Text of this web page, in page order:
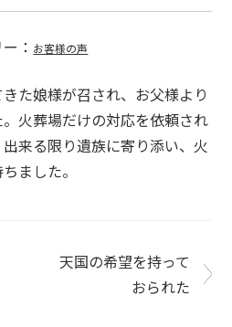
： お客様の声
た娘様が召され、お父様より
火葬場だけの対応を依頼され
来る限り遺族に寄り添い、火
ました。
天国の希望を持って
おられた